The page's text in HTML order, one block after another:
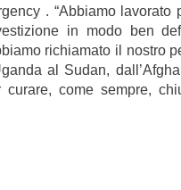
. “Abbiamo lavorato
in modo ben
richiamato il nostro
al Sudan,
come sempre,